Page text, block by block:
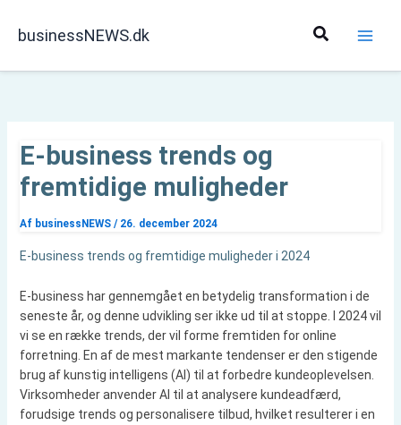
businessNEWS.dk Søg
E-business trends og
fremtidige muligheder
Af businessNEWS / 26. december 2024
E-business trends og fremtidige muligheder i 2024
E-business har gennemgået en betydelig transformation i de
seneste år, og denne udvikling ser ikke ud til at stoppe. I 2024 vil
vi se en række trends, der vil forme fremtiden for online
forretning. En af de mest markante tendenser er den stigende
brug af kunstig intelligens (AI) til at forbedre kundeoplevelsen.
Virksomheder anvender AI til at analysere kundeadfærd,
forudsige trends og personalisere tilbud, hvilket resulterer i en